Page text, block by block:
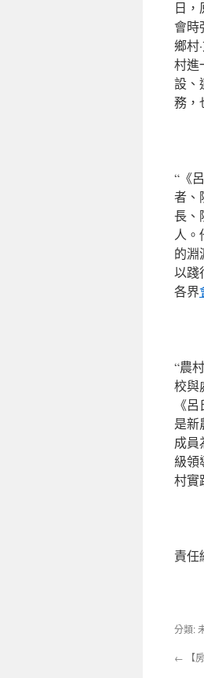
日，
會時
鄉村
村進
設、
務，
“《呂
者、
長、
人。
的淵
以踐
各界
“農
校與
《
是新
成員
級領
村實
責任
分類:
← 【